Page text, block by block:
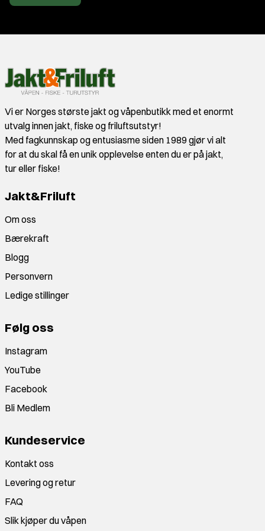
Vi er Norges største jakt og våpenbutikk med et enormt
utvalg innen jakt, fiske og friluftsutstyr!
Med fagkunnskap og entusiasme siden 1989 gjør vi alt
for at du skal få en unik opplevelse enten du er på jakt,
tur eller fiske!
Jakt&Friluft
Om oss
Bærekraft
Blogg
Personvern
Ledige stillinger
Følg oss
Instagram
YouTube
Facebook
Bli Medlem
Kundeservice
Kontakt oss
Levering og retur
FAQ
Slik kjøper du våpen